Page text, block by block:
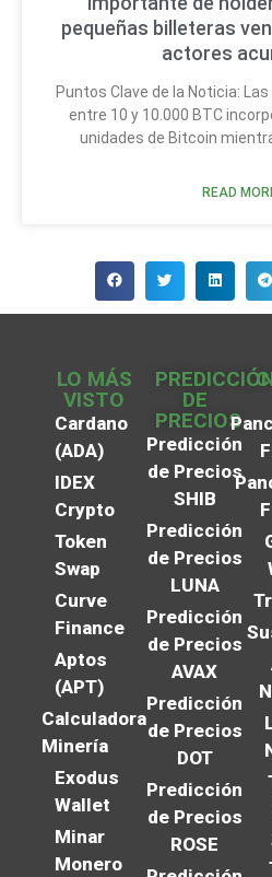
pequeñas billeteras
actores
Puntos Clave de la Noticia:
entre 10 y 10.000 BTC
unidades de Bitcoin
READ
LO MÁS
VISTO
Cardano
(ADA)
IDEX
Crypto
Token
Swap
Curve
Finance
Aptos
(APT)
Calculadora
Minería
Exodus
Wallet
Minar
Monero
DE
PRECIOS
Predicción
de Precios
SHIB
Predicción
de Precios
LUNA
Predicción
de Precios
AVAX
Predicción
de Precios
DOT
Predicción
de Precios
ROSE